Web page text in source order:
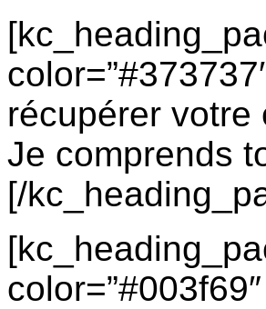
récupérer votre
Je comprends
[/